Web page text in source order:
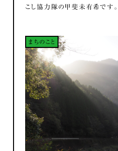
こし協力隊の甲斐未有希です
まちのこと